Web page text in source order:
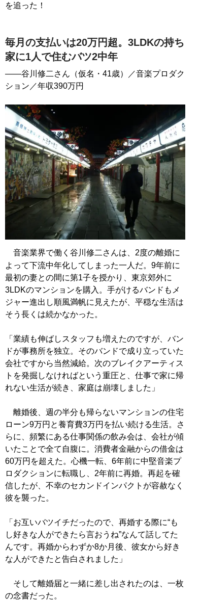
を追った！
毎月の支払いは20万円超。3LDKの持ち
家に1人で住むバツ2中年
――谷川修二さん（仮名・41歳）／音楽プロダク
ション／年収390万円
音楽業界で働く谷川修二さんは、2度の離婚に
よって下流中年化してしまった一人だ。9年前に
最初の妻との間に第1子を授かり、東京郊外に
3LDKのマンションを購入。手がけるバンドもメ
ジャー進出し順風満帆に見えたが、平穏な生活は
そう長くは続かなかった。
「業績も伸ばしスタッフも増えたのですが、バン
ドが事務所を独立。そのバンドで成り立っていた
会社ですから当然減給。次のブレイクアーティス
トを発掘しなければという重圧と、仕事で家に帰
れない生活が続き、家庭は崩壊しました」
離婚後、週の半分も帰らないマンションの住宅
ローン9万円と養育費3万円を払い続ける生活。さ
らに、頻繁にある仕事関係の飲み会は、会社が傾
いたことで全て自腹に。消費者金融からの借金は
60万円を超えた。心機一転、6年前に中堅音楽プ
ロダクションに転職し、2年前に再婚。再起を確
信したが、不幸のセカンドインパクトが容赦なく
彼を襲った。
「お互いバツイチだったので、再婚する際に“も
し好きな人ができたら言おうね”なんて話してた
んです。再婚からわずか8か月後、彼女から好き
な人ができたと告白されました」
そして離婚届と一緒に差し出されたのは、一枚
の念書だった。